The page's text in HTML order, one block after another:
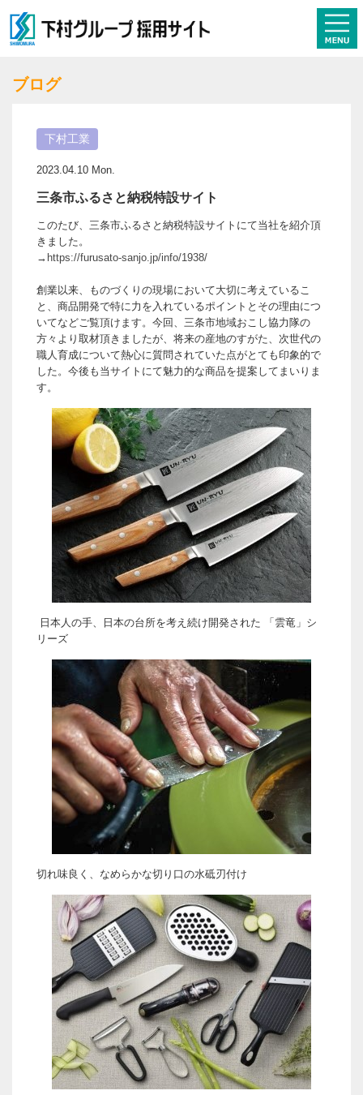
ブログ
下村工業
2023.04.10 Mon.
三条市ふるさと納税特設サイト
このたび、三条市ふるさと納税特設サイトにて当社を紹介頂
きました。
→ https://furusato-sanjo.jp/info/1938/
創業以来、ものづくりの現場において大切に考えているこ
と、商品開発で特に力を入れているポイントとその理由につ
いてなどご覧頂けます。今回、三条市地域おこし協力隊の
方々より取材頂きましたが、将来の産地のすがた、次世代の
職人育成について熱心に質問されていた点がとても印象的で
した。今後も当サイトにて魅力的な商品を提案してまいりま
す。
日本人の手、日本の台所を考え続け開発された 「雲竜」シ
リーズ
切れ味良く、なめらかな切り口の水砥刃付け